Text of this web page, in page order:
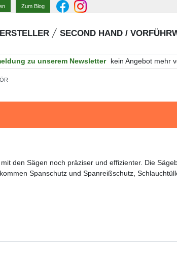
Zum Blog
SECOND HAND /
zu unserem Newsletter kein Angebot mehr
den Sägen noch präziser und effizienter. Die
Spanschutz und Spanreißschutz,